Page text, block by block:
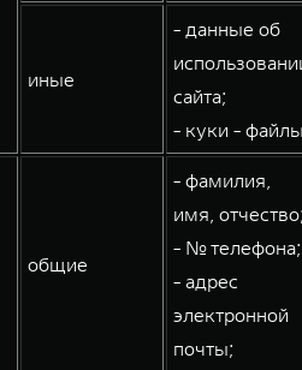
иные
- данные об
сайта;
- куки -
общие
- фамилия,
имя,
- № телефона;
- адрес
электронной
почты;